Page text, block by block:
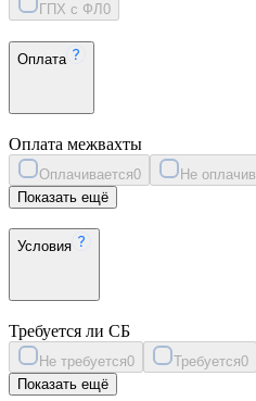
ГПХ с ФЛ 0
Оплата
Оплата межвахты
Оплачивается0 Не
Показать ещё
Условия
Требуется ли СБ
Не требуется0 Требуется0
Показать ещё